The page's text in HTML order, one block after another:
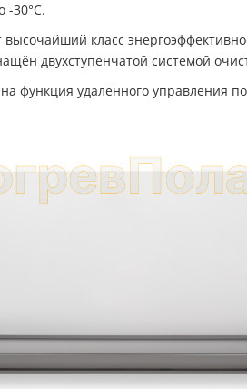
-30°С.
класс
двухступенчатой системой
функция удалённого управления